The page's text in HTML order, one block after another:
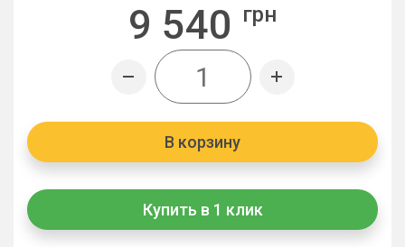
9 540 грн
В корзину
Купить в 1 клик